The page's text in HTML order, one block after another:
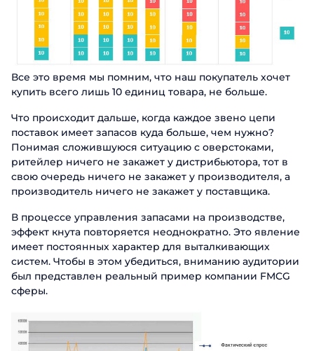
Все это время мы помним, что наш покупатель хочет
купить всего лишь 10 единиц товара, не больше.
Что происходит дальше, когда каждое звено цепи
поставок имеет запасов куда больше, чем нужно?
Понимая сложившуюся ситуацию с оверстоками,
ритейлер ничего не закажет у дистрибьютора, тот в
свою очередь ничего не закажет у производителя, а
производитель ничего не закажет у поставщика.
В процессе управления запасами на производстве,
эффект кнута повторяется неоднократно. Это явление
имеет постоянных характер для выталкивающих
систем. Чтобы в этом убедиться, вниманию аудитории
был представлен реальный пример компании FMCG
сферы.
Фамилия
Телефон
Должность
Название компании
Отправить
Спасибо за обращение.
Мы ценим, что вы заинтересовались
именно нашими продуктами. Один из
наших сотрудников свяжется с вами в
ближайшее время. Хорошего дня!
Поговорите с нашим экспертом уже
сегодня
Имя
Телефон
Отправить
Спасибо за обращение.
Мы ценим, что вы заинтересовались
именно нашими продуктами. Один из
наших сотрудников свяжется с вами в
Спасибо за обращение.
Мы ценим, что вы заинтересовались
именно нашими продуктами. Один из
наших сотрудников свяжется с вами в